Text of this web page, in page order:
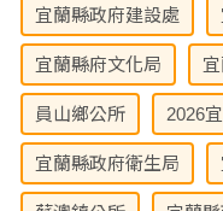
宜蘭縣政府建設處
宜蘭縣府文化局
員山鄉公所 2026
宜蘭縣政府衛生局